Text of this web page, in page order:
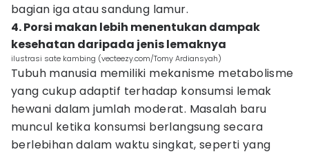
bagian iga atau sandung lamur.
4. Porsi makan lebih menentukan dampak
kesehatan daripada jenis lemaknya
ilustrasi sate kambing (vecteezy.com/Tomy Ardiansyah)
Tubuh manusia memiliki mekanisme metabolisme
yang cukup adaptif terhadap konsumsi lemak
hewani dalam jumlah moderat. Masalah baru
muncul ketika konsumsi berlangsung secara
berlebihan dalam waktu singkat, seperti yang